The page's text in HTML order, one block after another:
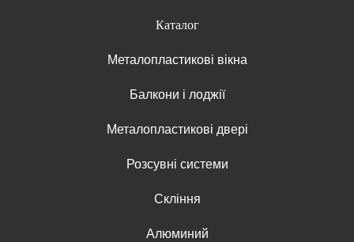
Каталог
Металопластикові вікна
Балкони і лоджії
Металопластикові двері
Розсувні системи
Скління
Алюминий